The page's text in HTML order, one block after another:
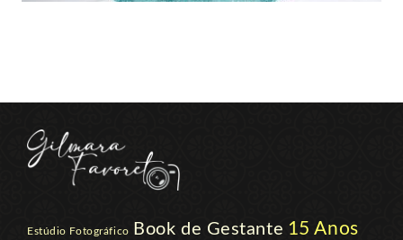
Estúdio Fotográfico Book de Gestante 15 Anos